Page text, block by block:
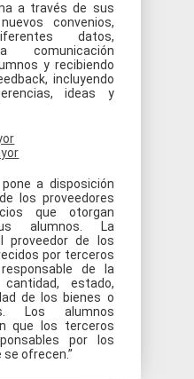
a través de sus
convenios,
datos,
comunicación
y recibiendo
incluyendo
ideas y
a disposición
los proveedores
que otorgan
alumnos. La
proveedor de los
por terceros
de la
estado,
de los bienes o
Los alumnos
que los terceros
por los
se ofrecen.”